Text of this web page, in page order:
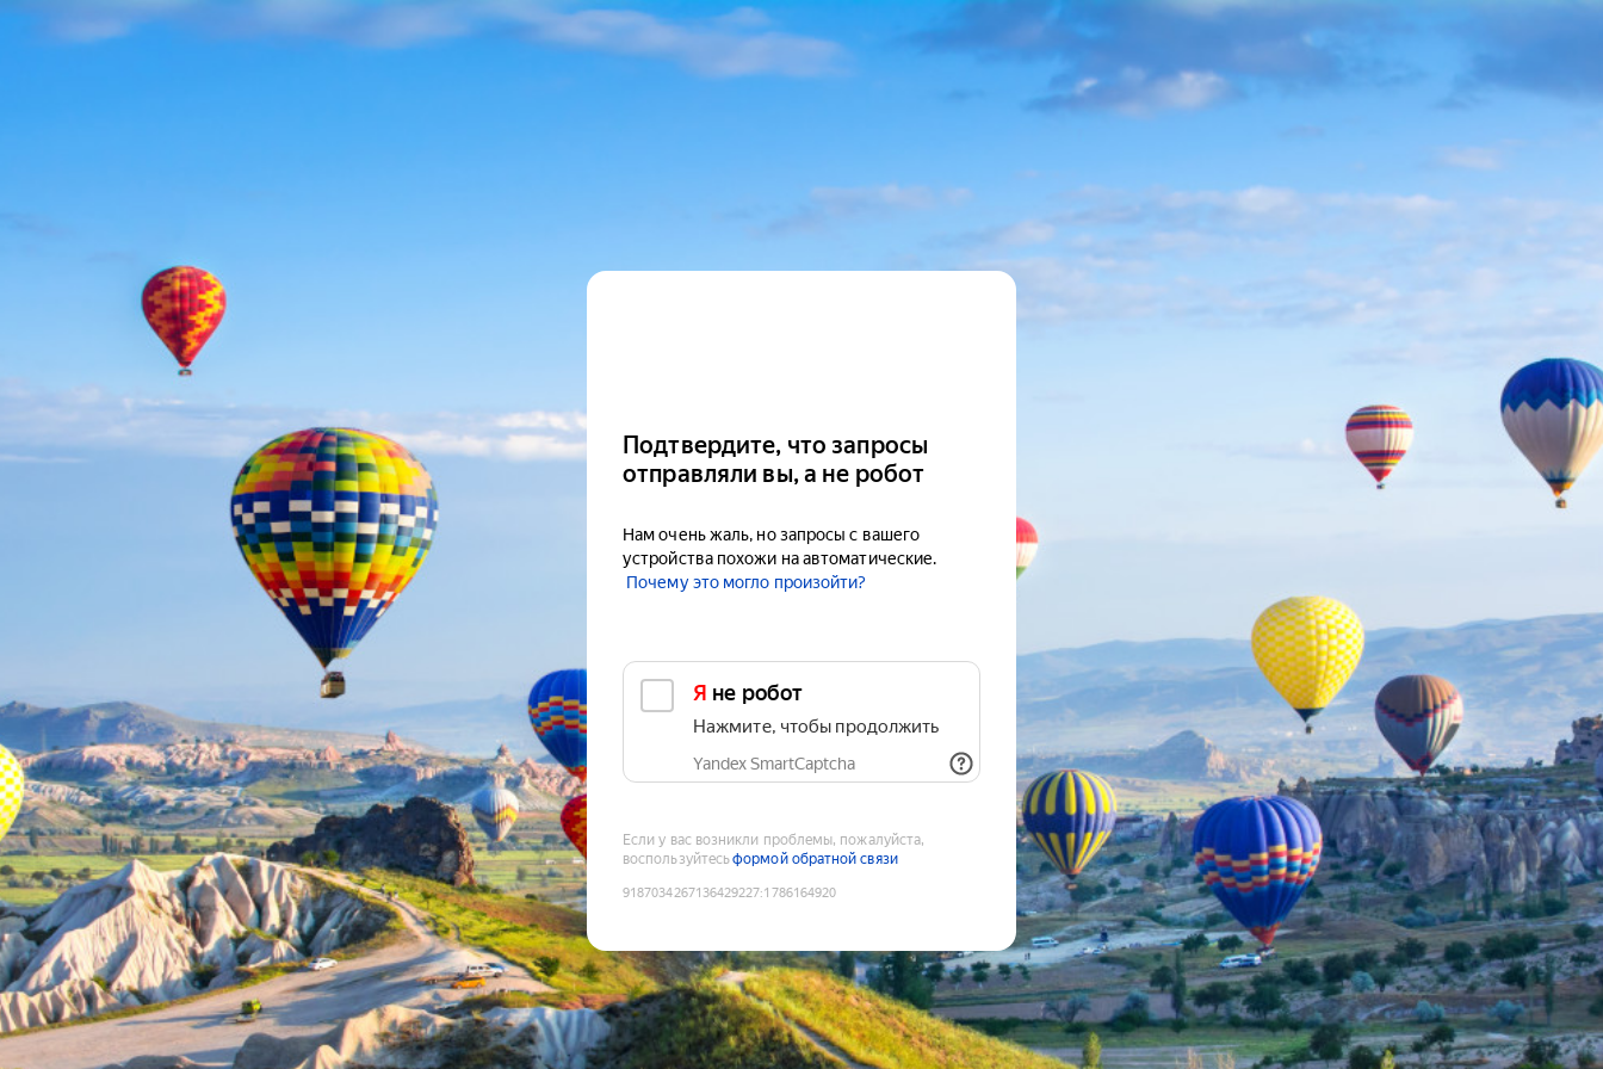
Подтвердите, что запросы
отправляли вы, а не робот
Нам очень жаль, но запросы с вашего
устройства похожи на автоматические.
Почему это могло произойти?
Я не робот
Нажмите, чтобы продолжить
Yandex SmartCaptcha
Если у вас возникли проблемы, пожалуйста,
воспользуйтесьформой обратной связи
9187034267136429227:1786164920